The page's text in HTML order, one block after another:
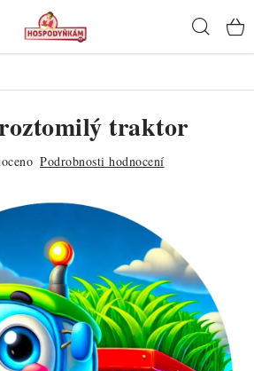
traktor
Podrobnosti hodnocení